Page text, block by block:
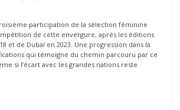
participation de la sélection féminine
de cette envergure, après les éditions
et de Dubaï en 2023. Une progression dans la
qui témoigne du chemin parcouru par ce
si l’écart avec les grandes nations reste